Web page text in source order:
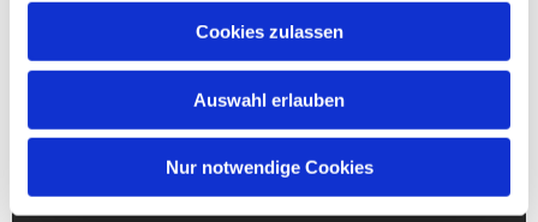
Cookies zulassen
Auswahl erlauben
Nur notwendige Cookies
Gottesdienste
Veranstaltungen & Angebote
Kindertagesstätte St. Andreas